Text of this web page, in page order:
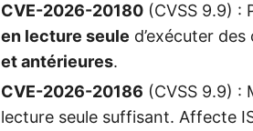
CVE-2026-20180 (CVSS 9.9) :
en lecture seule d’exécuter
et antérieures.
CVE-2026-20186 (CVSS 9.9) :
lecture seule suffisant. Affecte